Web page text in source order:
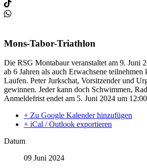
Mons-Tabor-Triathlon
Die RSG Montabaur veranstaltet am 9. Juni
ab 6 Jahren als auch Erwachsene
Laufen. Peter Jurkschat, Vorsitzender und
gewinnen. Jeder kann doch Schwimmen,
Anmeldefrist endet am 5. Juni 2024 um
+ Zu Google Kalender hinzufügen
+ iCal / Outlook exportieren
Datum
09 Juni 2024